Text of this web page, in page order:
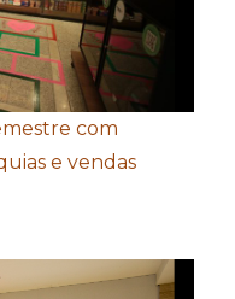
com
e vendas